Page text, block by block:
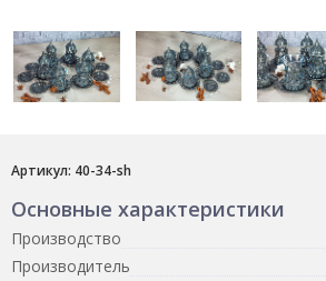
Артикул: 40-34-sh
Основные характеристики
Производство
Производитель